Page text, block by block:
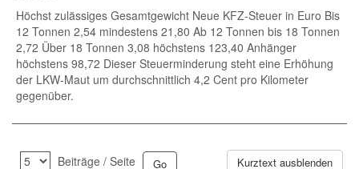
Höchst zulässiges Gesamtgewicht Neue KFZ-Steuer in Euro Bis
12 Tonnen 2,54 mindestens 21,80 Ab 12 Tonnen bis 18 Tonnen
2,72 Über 18 Tonnen 3,08 höchstens 123,40 Anhänger
höchstens 98,72 Dieser Steuerminderung steht eine Erhöhung
der LKW-Maut um durchschnittlich 4,2 Cent pro Kilometer
gegenüber.
Beiträge / Seite Kurztext ausblenden